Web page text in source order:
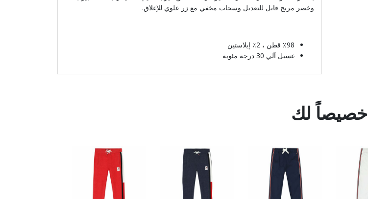
وخصر مريح قابل للتعديل وسحاب مخفي مع زر علوي للإغلاق.
٪98 قطن ، 2٪ إيلاستين
غسيل آلي 30 درجة مئوية
خصيصاً لك